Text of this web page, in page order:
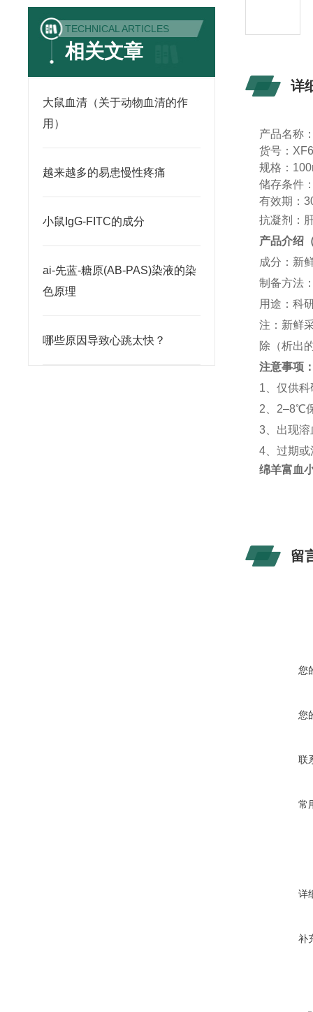
TECHNICAL ARTICLES
相关文章
大鼠血清（关于动物血清的作
用）
越来越多的易患慢性疼痛
小鼠IgG-FITC的成分
ai-先蓝-糖原(AB-PAS)染液的染
色原理
哪些原因导致心跳太快？
详
产品名称
货号：
规格：
储存条件
有效期：
抗凝剂：
产品介绍
成分：新
制备方法
用途：科
注：新鲜
除（析出
注意事项
1 、仅供科
2
2–8℃
3
出现
4 、过期或
绵羊富血
留
您
您
联
常
详
补